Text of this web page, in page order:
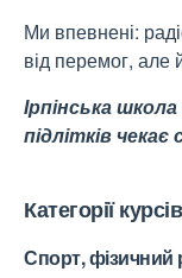
Ми впевнені:
від перемог, але
Ірпінська
підлітків
Категорії курсів
Спорт, фізичний